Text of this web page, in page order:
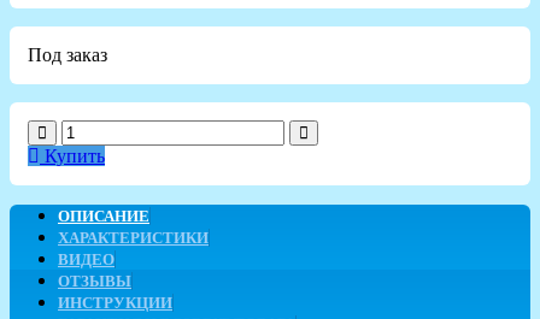
Под заказ
Купить
ОПИСАНИЕ
ХАРАКТЕРИСТИКИ
ВИДЕО
ОТЗЫВЫ
ИНСТРУКЦИИ